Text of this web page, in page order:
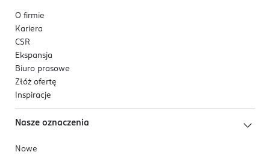
O firmie
Kariera
CSR
Ekspansja
Biuro prasowe
Złóż ofertę
Inspiracje
Nasze oznaczenia
Nowe